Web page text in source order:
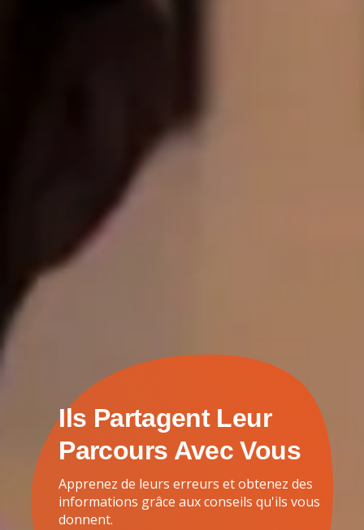
Ils Partagent Leur
Parcours Avec Vous
Apprenez de leurs erreurs et obtenez des
informations grâce aux conseils qu'ils vous
donnent.